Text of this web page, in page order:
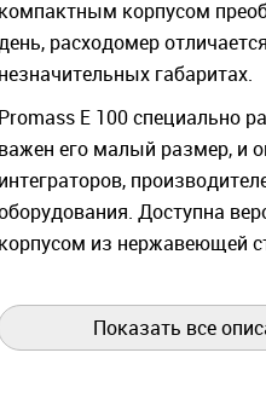
компактным корпусом
расходомер
незначительных габаритах.
Promass E 100 специально
важен его малый размер, и
интеграторов,
Доступна
корпусом из нержавеющей
комбинации с компактным
высокой гибкостью с точки
Показать все